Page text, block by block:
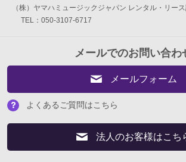
打楽器
電子ピアノ・エレクトーン・シンセ
アコースティックピアノ
定額プラン
（株）ヤマハミュージックジャパン レンタル・リー
TEL：050-3107-6717
メールでのお問い合わ
メールフォーム
よくあるご質問はこちら
法人のお客様はこち